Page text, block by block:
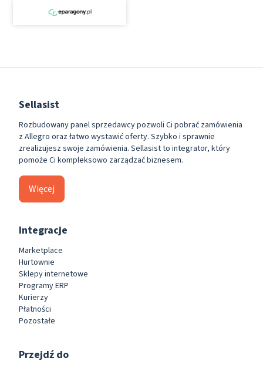
Sellasist
Rozbudowany panel sprzedawcy pozwoli Ci pobrać zamówienia
z Allegro oraz łatwo wystawić oferty. Szybko i sprawnie
zrealizujesz swoje zamówienia. Sellasist to integrator, który
pomoże Ci kompleksowo zarządzać biznesem.
Więcej
Integracje
Marketplace
Hurtownie
Sklepy internetowe
Programy ERP
Kurierzy
Płatności
Pozostałe
Przejdź do